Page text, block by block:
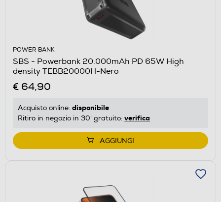
POWER BANK
SBS - Powerbank 20.000mAh PD 65W High
density TEBB20000H-Nero
€ 64,90
Acquisto online: disponibile
Ritiro in negozio in 30' gratuito: verifica
AGGIUNGI